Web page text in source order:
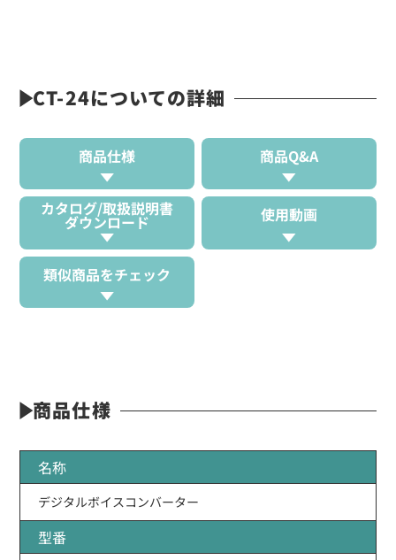
CT-24についての詳細
商品仕様 商品Q&A
カタログ/取扱説明書
ダウンロード 使用動画
類似商品をチェック
商品仕様
名称
デジタルボイスコンバーター
型番